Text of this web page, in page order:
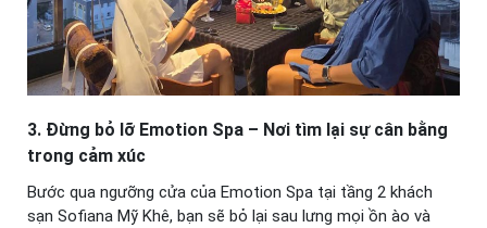
3. Đừng bỏ lỡ Emotion Spa – Nơi tìm lại sự cân bằng
trong cảm xúc
Bước qua ngưỡng cửa của Emotion Spa tại tầng 2 khách
sạn Sofiana Mỹ Khê, bạn sẽ bỏ lại sau lưng mọi ồn ào và